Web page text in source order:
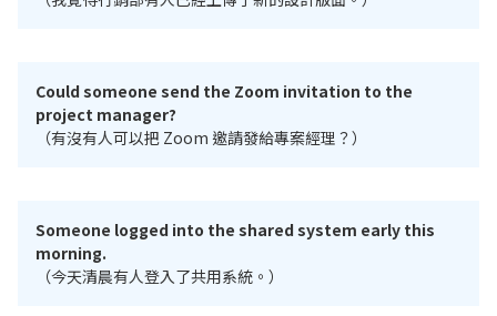
Could someone send the Zoom invitation to the
project manager?
（有沒有人可以把 Zoom 邀請發給專案經理？）
Someone logged into the shared system early this
morning.
（今天清晨有人登入了共用系統。）